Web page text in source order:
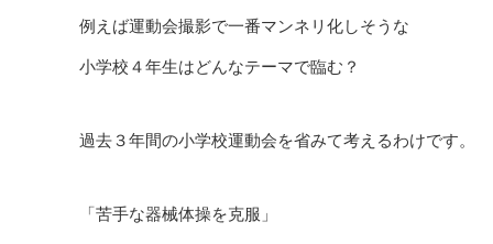
例えば運動会撮影で一番マンネリ化しそうな
小学校４年生はどんなテーマで臨む？
過去３年間の小学校運動会を省みて考えるわけです。
「苦手な器械体操を克服」